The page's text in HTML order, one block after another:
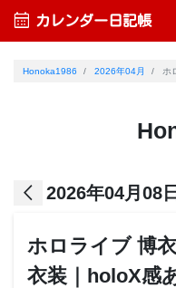
calendar_month カレンダー日記帳
Honoka1986 2026年04月 ホ
arrow_back_ios 2026年04月08日
ホロライブ 博
衣装｜holoX感